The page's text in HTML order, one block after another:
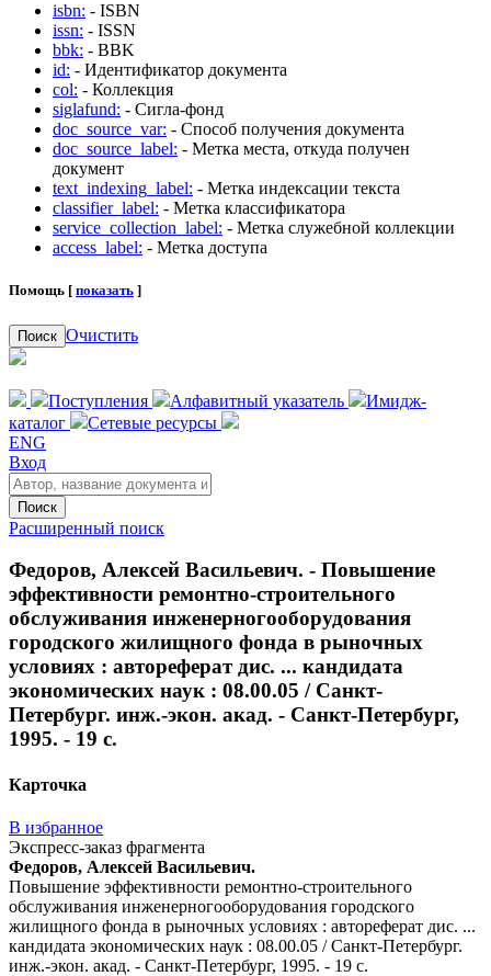
isbn: - ISBN
issn: - ISSN
bbk: - BBK
id: - Идентификатор документа
col: - Коллекция
siglafund: - Сигла-фонд
doc_source_var: - Способ получения документа
doc_source_label: - Метка места, откуда получен
документ
text_indexing_label: - Метка индексации текста
classifier_label: - Метка классификатора
service_collection_label: - Метка служебной коллекции
access_label: - Метка доступа
Помощь [ показать ]
Поиск Очистить
Поступления Алфавитный указатель
Имидж-
каталог
Сетевые ресурсы
ENG
Вход
Поиск
Расширенный поиск
Федоров, Алексей Васильевич. - Повышение
эффективности ремонтно-строительного
обслуживания инженерногооборудования
городского жилищного фонда в рыночных
условиях : автореферат дис. ... кандидата
экономических наук : 08.00.05 / Санкт-
Петербург. инж.-экон. акад. - Санкт-Петербург,
1995. - 19 с.
Карточка
В избранное
Экспресс-заказ фрагмента
Федоров, Алексей Васильевич.
Повышение эффективности ремонтно-строительного
обслуживания инженерногооборудования городского
жилищного фонда в рыночных условиях : автореферат дис. ...
кандидата экономических наук : 08.00.05 / Санкт-Петербург.
инж.-экон. акад. - Санкт-Петербург, 1995. - 19 с.